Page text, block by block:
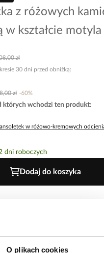
O plikach cookies
z różowych
w kształcie
zł
30 dni przed obniżką:
zł -60%
których wchodzi ten produkt:
w różowo-kremowych
dni roboczych
Dodaj do koszyka